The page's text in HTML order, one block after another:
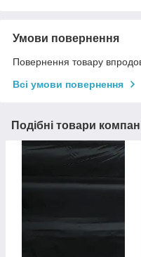
Умови повернення
Повернення товару
Всі умови повернення
Подібні товари